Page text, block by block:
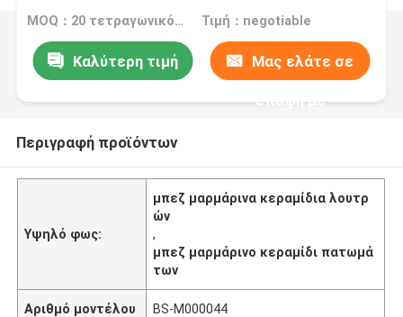
MOQ：20 τετραγωνικό μέτρο/τετράγωνο Τιμή：negotiable
Καλύτερη τιμή Μας ελάτε σε
επαφή με
Περιγραφή προϊόντων
Υψηλό φως:
μπεζ μαρμάρινα κεραμίδια λουτρ
ών
,
μπεζ μαρμάρινο κεραμίδι πατωμά
των
Αριθμό μοντέλου BS-M000044